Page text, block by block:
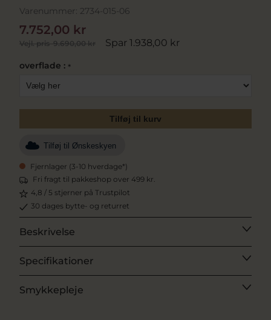
Varenummer: 2734-015-06
Vejl. pris9.690,00 kr Spar 1.938,00 kr
7.752,00 kr
overflade : *
Tilføj til kurv
Tilføj til Ønskeskyen
Fjernlager (3-10 hverdage*)
Fri fragt til pakkeshop over 499 kr.
4,8 / 5 stjerner på Trustpilot
30 dages bytte- og returret
Beskrivelse
Specifikationer
Smykkepleje